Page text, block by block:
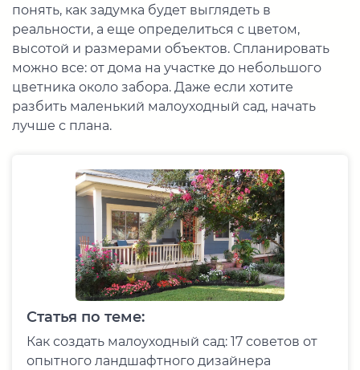
понять, как задумка будет выглядеть в
реальности, а еще определиться с цветом,
высотой и размерами объектов. Спланировать
можно все: от дома на участке до небольшого
цветника около забора. Даже если хотите
разбить маленький малоуходный сад, начать
лучше с плана.
Статья по теме:
Как создать малоуходный сад: 17 советов от
опытного ландшафтного дизайнера